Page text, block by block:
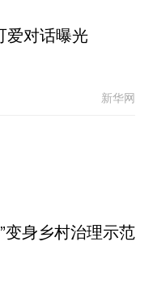
爱对话曝光
新华网
变身乡村治理示范